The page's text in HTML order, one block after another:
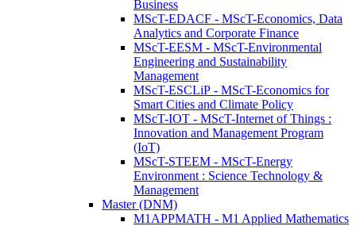
Business
MScT-EDACF - MScT-Economics, Data
Analytics and Corporate Finance
MScT-EESM - MScT-Environmental
Engineering and Sustainability
Management
MScT-ESCLiP - MScT-Economics for
Smart Cities and Climate Policy
MScT-IOT - MScT-Internet of Things :
Innovation and Management Program
(IoT)
MScT-STEEM - MScT-Energy
Environment : Science Technology &
Management
Master (DNM)
M1APPMATH - M1 Applied Mathematics